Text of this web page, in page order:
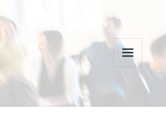
MENU
AND
WIDGETS